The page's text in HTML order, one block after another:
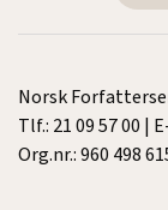
Norsk
Tlf.: 21 09 57 00 |
Org.nr.: 960 498